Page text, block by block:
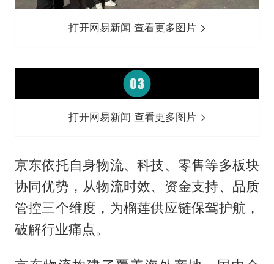
打开网易新闻 查看更多图片
打开网易新闻 查看更多图片
京东依托自身物流、科技、零售等多板块
协同优势，从物流时效、资金支持、品质
管控三个维度，为榴莲供应链保驾护航，
破解行业痛点。